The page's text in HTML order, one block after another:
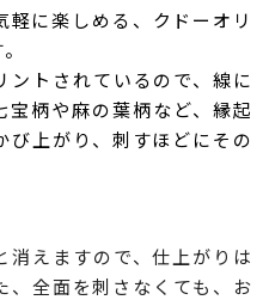
に楽しめる、クドーオリ
トされているので、線に
柄や麻の葉柄など、縁起
び上がり、刺すほどにその
えますので、仕上がりは
、全面を刺さなくても、お